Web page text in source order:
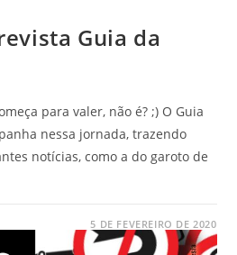
Guia da
para valer, não é? ;) O Guia
nessa jornada, trazendo
notícias, como a do garoto de
5 DE FEVEREIRO DE 2020